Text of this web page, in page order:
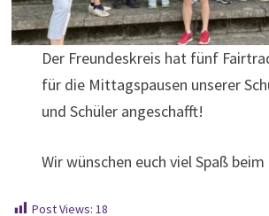
Der Freundeskreis hat fünf
für die Mittagspausen unserer
und Schüler angeschafft!
Wir wünschen euch viel Spaß
Post Views: 18